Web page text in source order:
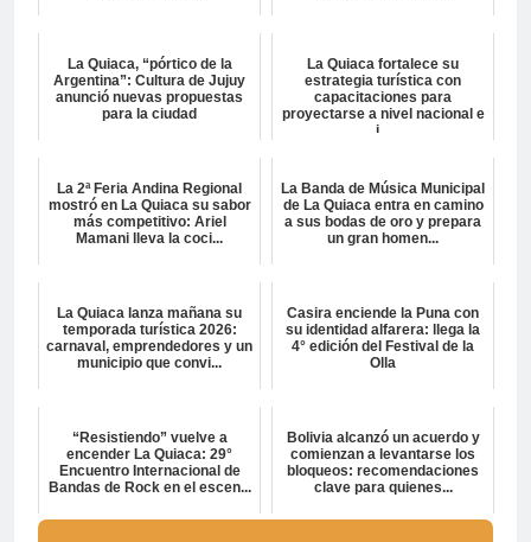
La Quiaca, “pórtico de la
Argentina”: Cultura de Jujuy
anunció nuevas propuestas
para la ciudad
La Quiaca fortalece su
estrategia turística con
capacitaciones para
proyectarse a nivel nacional e
i...
La 2ª Feria Andina Regional
mostró en La Quiaca su sabor
más competitivo: Ariel
Mamani lleva la coci...
La Banda de Música Municipal
de La Quiaca entra en camino
a sus bodas de oro y prepara
un gran homen...
La Quiaca lanza mañana su
temporada turística 2026:
carnaval, emprendedores y un
municipio que convi...
Casira enciende la Puna con
su identidad alfarera: llega la
4° edición del Festival de la
Olla
“Resistiendo” vuelve a
encender La Quiaca: 29°
Encuentro Internacional de
Bandas de Rock en el escen...
Bolivia alcanzó un acuerdo y
comienzan a levantarse los
bloqueos: recomendaciones
clave para quienes...